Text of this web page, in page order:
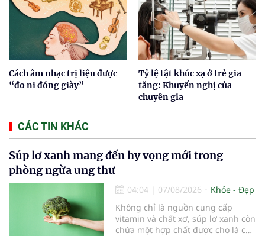
Cách âm nhạc trị liệu được
“đo ni đóng giày”
Tỷ lệ tật khúc xạ ở trẻ gia
tăng: Khuyến nghị của
chuyên gia
CÁC TIN KHÁC
Súp lơ xanh mang đến hy vọng mới trong
phòng ngừa ung thư
04:04 | 07/08/2026
Khỏe - Đẹp
Không chỉ là nguồn cung cấp
vitamin và chất xơ, súp lơ xanh còn
chứa một hợp chất được cho là có